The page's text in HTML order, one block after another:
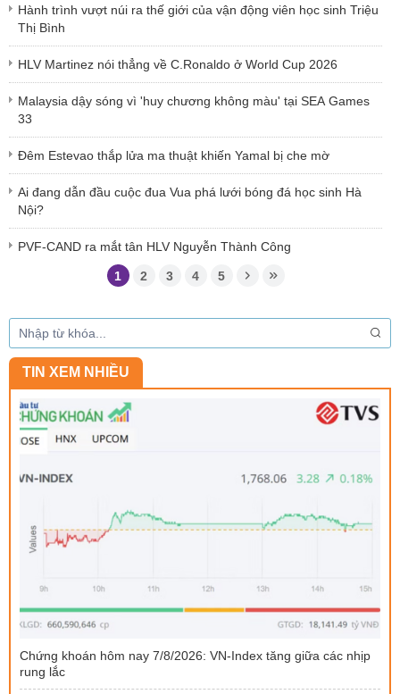
Hành trình vượt núi ra thế giới của vận động viên học sinh Triệu
Thị Bình
HLV Martinez nói thẳng về C.Ronaldo ở World Cup 2026
Malaysia dậy sóng vì 'huy chương không màu' tại SEA Games
33
Đêm Estevao thắp lửa ma thuật khiến Yamal bị che mờ
Ai đang dẫn đầu cuộc đua Vua phá lưới bóng đá học sinh Hà
Nội?
PVF-CAND ra mắt tân HLV Nguyễn Thành Công
1 2 3 4 5
TIN XEM NHIỀU
Chứng khoán hôm nay 7/8/2026: VN-Index tăng giữa các nhịp
rung lắc